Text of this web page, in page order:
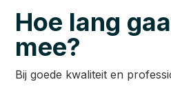
Hoe lang
mee?
Bij goede kwaliteit en